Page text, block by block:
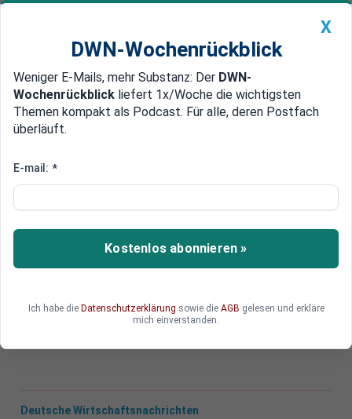
Newsticker MEIN DWN: Geldanlage Premium
Edelmetalle DWN-Magazin China
Allmächtige EZB
Ökonom: Bankenunion der EU ist
Angriff auf deutsches
Bankensystem
Der Ökonom Richard A. Werner geht davon aus,
Bankenunion der EU massiven Schaden nehmen
wird. Er plädiert für eine Wiedereinführung der DM
Deutsche Wirtschaftsnachrichten
X
DWN-Wochenrückblick
Weniger E-Mails, mehr Substanz: Der DWN-
Wochenrückblick liefert 1x/Woche die wichtigsten
Themen kompakt als Podcast. Für alle, deren Postfach
überläuft.
E-mail: *
Kostenlos abonnieren »
Ich habe die Datenschutzerklärung sowie die AGB gelesen und erkläre
mich einverstanden.